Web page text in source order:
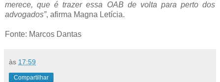
merece, que é trazer essa OAB de volta para perto dos
advogados”, afirma Magna Letícia.
Fonte: Marcos Dantas
às 17:59
Compartilhar